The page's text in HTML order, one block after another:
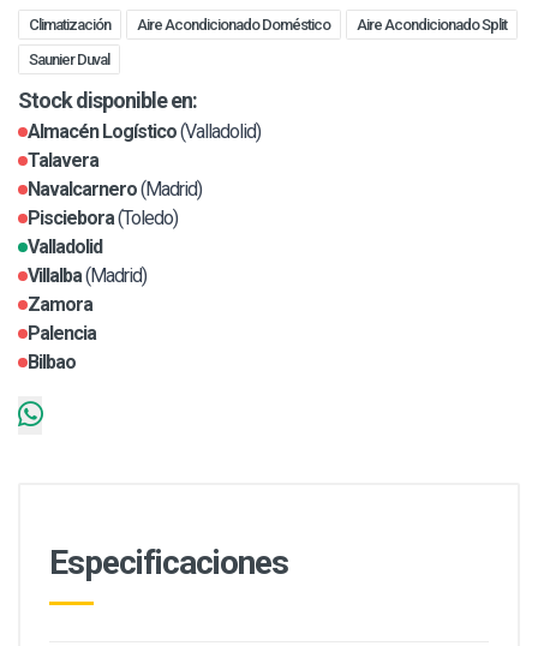
Climatización Aire Acondicionado Doméstico
Aire Acondicionado Split
Saunier Duval
Stock disponible en:
Almacén Logístico(Valladolid)
Talavera
Navalcarnero(Madrid)
Pisciebora(Toledo)
Valladolid
Villalba(Madrid)
Zamora
Palencia
Bilbao
Especificaciones